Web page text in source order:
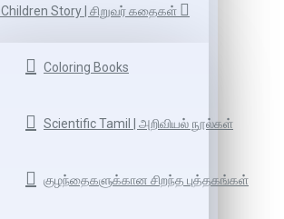
Children Story | சிறுவர் கதைகள்
Coloring Books
Scientific Tamil | அறிவியல் நூல்கள்
குழந்தைகளுக்கான சிறந்த புத்தகங்கள்